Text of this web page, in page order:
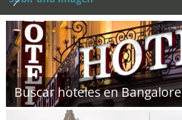
Buscar hoteles en Bangalore